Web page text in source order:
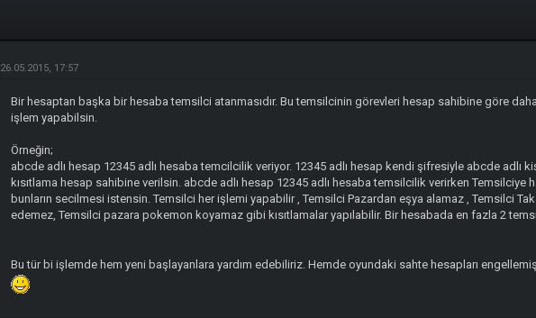
26.05.2015, 17:57
Bir hesaptan başka bir hesaba temsilci atanmasıdır. Bu temsilcinin görevleri hesap sahibine göre
işlem yapabilsin.
Örneğin;
abcde adlı hesap 12345 adlı hesaba temcilcilik veriyor. 12345 adlı hesap kendi şifresiyle abcde adlı
kısıtlama hesap sahibine verilsin. abcde adlı hesap 12345 adlı hesaba temsilcilik verirken
bunların secilmesi istensin. Temsilci her işlemi yapabilir , Temsilci Pazardan eşya alamaz , Temsilci
edemez, Temsilci pazara pokemon koyamaz gibi kısıtlamalar yapılabilir. Bir hesabada en fazla 2
Bu tür bi işlemde hem yeni başlayanlara yardım edebiliriz. Hemde oyundaki sahte hesapları